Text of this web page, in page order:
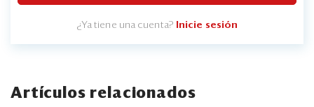
¿Ya tiene una cuenta? Inicie sesión
Artículos relacionados